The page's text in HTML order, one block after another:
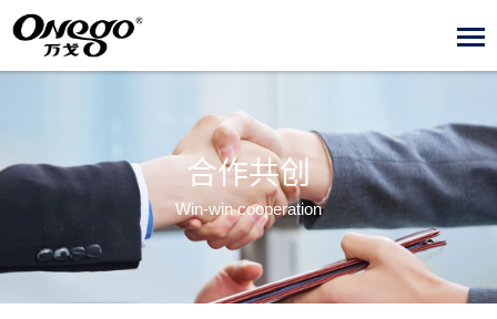
合作共创
Win-win cooperation